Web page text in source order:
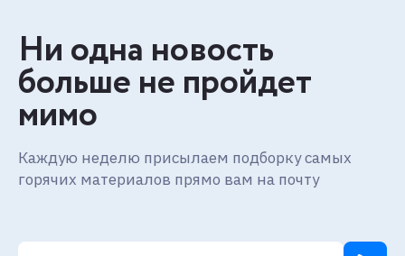
Ни одна новость
больше не пройдет
мимо
Каждую неделю присылаем подборку самых
горячих материалов прямо вам на почту